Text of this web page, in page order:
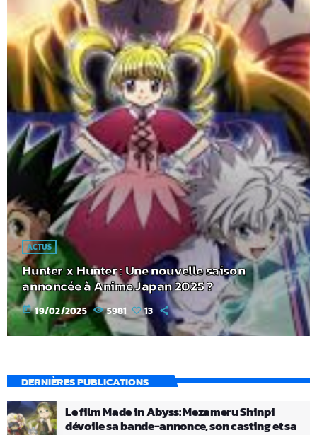
ACTUS
Hunter x Hunter : Une nouvelle saison
annoncée à Anime Japan 2025 ?
today 19/02/2025 5981 13
DERNIÈRES PUBLICATIONS
Le film Made in Abyss: Mezameru Shinpi
dévoile sa bande-annonce, son casting et sa